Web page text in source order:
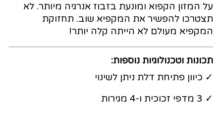
על המזון הקפוא ומונעת בזבוז אנרגיה מיותר. לא
תצטרכו להפשיר את המקפיא שוב. תחזוקת
המקפיא מעולם לא הייתה קלה יותר!
תכונות וטכנולוגיות נוספות:
✓ כיוון פתיחת דלת ניתן לשינוי
✓ 3 מדפי זכוכית ו-4 מגירות